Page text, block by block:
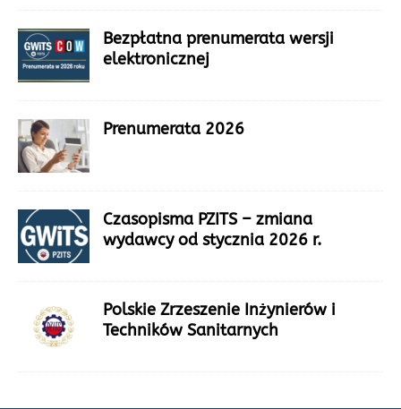
Bezpłatna prenumerata wersji
elektronicznej
Prenumerata 2026
Czasopisma PZITS – zmiana
wydawcy od stycznia 2026 r.
Polskie Zrzeszenie Inżynierów i
Techników Sanitarnych